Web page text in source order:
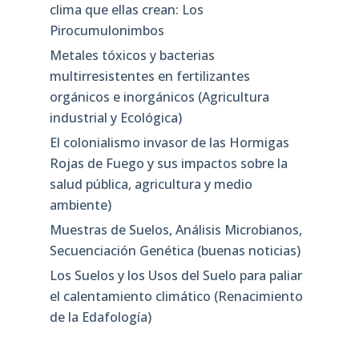
clima que ellas crean: Los
Pirocumulonimbos
Metales tóxicos y bacterias
multirresistentes en fertilizantes
orgánicos e inorgánicos (Agricultura
industrial y Ecológica)
El colonialismo invasor de las Hormigas
Rojas de Fuego y sus impactos sobre la
salud pública, agricultura y medio
ambiente)
Muestras de Suelos, Análisis Microbianos,
Secuenciación Genética (buenas noticias)
Los Suelos y los Usos del Suelo para paliar
el calentamiento climático (Renacimiento
de la Edafología)